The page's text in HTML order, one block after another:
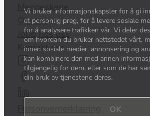
Vi bruker informasjonskapsler for å gi
et personlig preg, for å levere sosiale
for å analysere trafikken vår. Vi deler
om hvordan du bruker nettstedet vårt,
innen sosiale medier, annonsering og
kan kombinere den med annen
tilgjengelig for dem, eller som de har
din bruk av tjenestene deres.
OK
Menneskene
Om oss
Jobb hos oss
Kontakt oss